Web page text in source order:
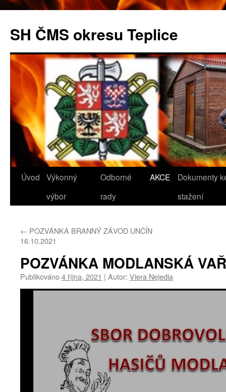
SH ČMS okresu Teplice
Přejít
webu
Úvod
Výkonný
výbor
Odborné
rady
AKCE
Dokumenty
stažení
← POZVÁNKA BRANNÝ ZÁVOD UNČÍN
16.10.2021
POZVÁNKA MODLANSKÁ
Publikováno4 října, 2021 | Autor: Viera Nejedla